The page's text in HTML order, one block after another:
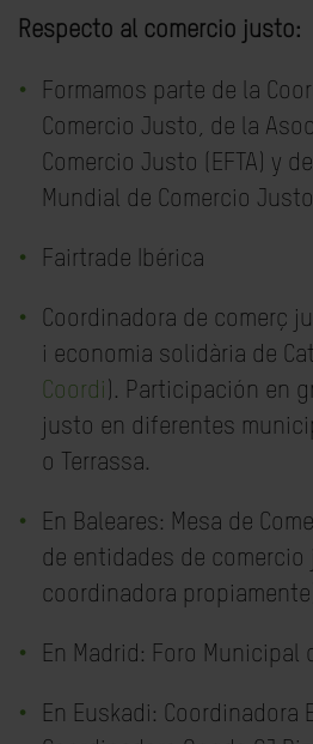
Respecto al comercio justo:
Formamos parte de la
Comercio Justo, de la
Comercio Justo (EFTA) y
Mundial de Comercio Justo
Fairtrade Ibérica
Coordinadora de comerç
i economia solidària de
Coordi ). Participación en
justo en diferentes
o Terrassa.
En Baleares: Mesa de
de entidades de
coordinadora
En Madrid: Foro Municipal
En Euskadi: Coordinadora